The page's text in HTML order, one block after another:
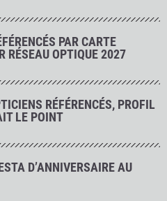
PAR CARTE
RÉSEAU OPTIQUE 2027
RÉFÉRENCÉS, PROFIL
LE POINT
D’ANNIVERSAIRE AU